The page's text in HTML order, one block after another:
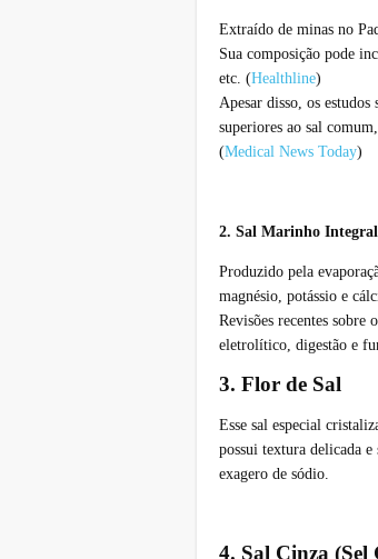
Extraído de minas no
Sua composição pode
etc. (Healthline)
Apesar disso, os
superiores ao sal
(Medical News Today)
2. Sal Marinho Integral
Produzido pela
magnésio, potássio e
Revisões recentes sobre
eletrolítico, digestão e
3. Flor de Sal
Esse sal especial
possui textura delicada
exagero de sódio.
4. Sal Cinza (Sel